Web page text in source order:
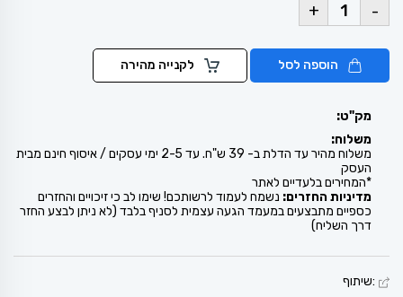
-
+
הוספה לסל לקנייה מהירה
מק"ט:
משלוח:
משלוח מהיר עד הדלת ב- 39 ש"ח. עד 2-5 ימי עסקים / איסוף חינם מבית
העסק
*המחירים בלעדיים לאתר
מדיניות החזרים: נשמח לעמוד לרשותכם! שימו לב כי זיכויים והחזרים
כספיים מתבצעים במעמד הגעה עצמית לסניף בלבד (לא ניתן לבצע החזר
דרך השליח)
:שיתוף